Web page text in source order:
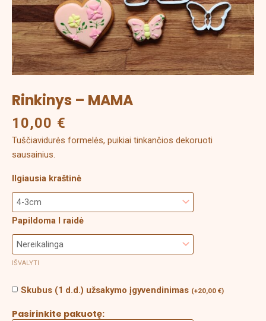
Rinkinys – MAMA
10,00 €
Tuščiavidurės formelės, puikiai tinkančios dekoruoti
sausainius.
Ilgiausia kraštinė
Papildoma I raidė
IŠVALYTI
Skubus (1 d.d.) užsakymo įgyvendinimas (+20,00 €)
Pasirinkite pakuotę: